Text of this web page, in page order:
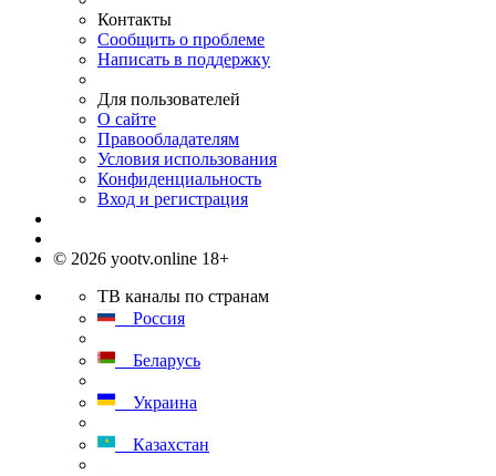
Контакты
Сообщить о проблеме
Написать в поддержку
Для пользователей
О сайте
Правообладателям
Условия использования
Конфиденциальность
Вход и регистрация
© 2026 yootv.online 18+
ТВ каналы по странам
Россия
Беларусь
Украина
Казахстан